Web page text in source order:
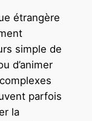
étrangère
simple de
d’animer
parfois
la